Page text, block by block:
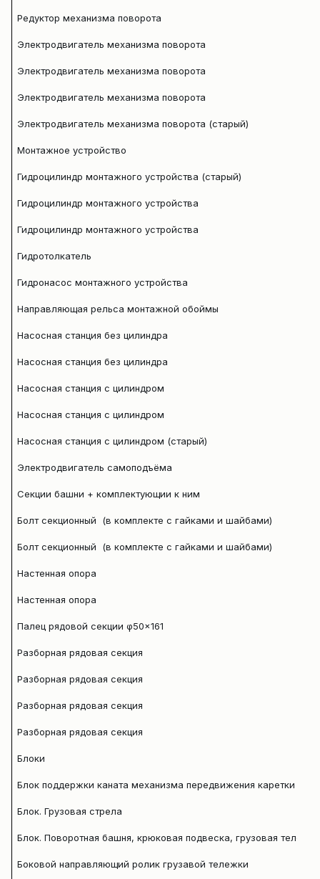
Редуктор механизма поворота
Электродвигатель механизма поворота
Электродвигатель механизма поворота
Электродвигатель механизма поворота
Электродвигатель механизма поворота (старый)
Монтажное устройство
Гидроцилиндр монтажного устройства (старый)
Гидроцилиндр монтажного устройства
Гидроцилиндр монтажного устройства
Гидротолкатель
Гидронасос монтажного устройства
Направляющая рельса монтажной обоймы
Насосная станция без цилиндра
Насосная станция без цилиндра
Насосная станция с цилиндром
Насосная станция с цилиндром
Насосная станция с цилиндром (старый)
Электродвигатель самоподъёма
Секции башни + комплектующии к ним
Болт секционный (в комплекте с гайками и шайбами)
Болт секционный (в комплекте с гайками и шайбами)
Настенная опора
Настенная опора
Палец рядовой секции φ50×161
Разборная рядовая секция
Разборная рядовая секция
Разборная рядовая секция
Разборная рядовая секция
Блоки
Блок поддержки каната механизма передвижения каретки -16
Блок. Грузовая стрела
Блок. Поворотная башня, крюковая подвеска, грузовая тележка
Боковой направляющий ролик грузавой тележки